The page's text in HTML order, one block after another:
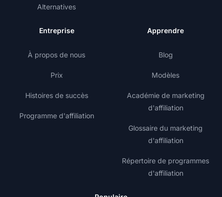
Alternatives
Entreprise
À propos de nous
Prix
Histoires de succès
Programme d'affiliation
Apprendre
Blog
Modèles
Académie de marketing
d'affiliation
Glossaire du marketing
d'affiliation
Répertoire de programmes
d'affiliation